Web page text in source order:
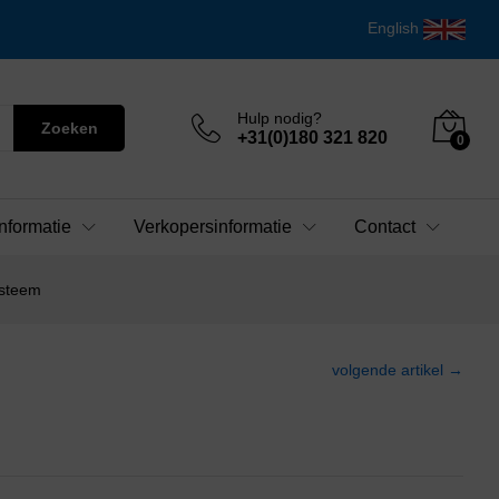
English
Zoeken
Hulp nodig?
+31(0)180 321 820 0
Verkopersinformatie Contact
volgende artikel →